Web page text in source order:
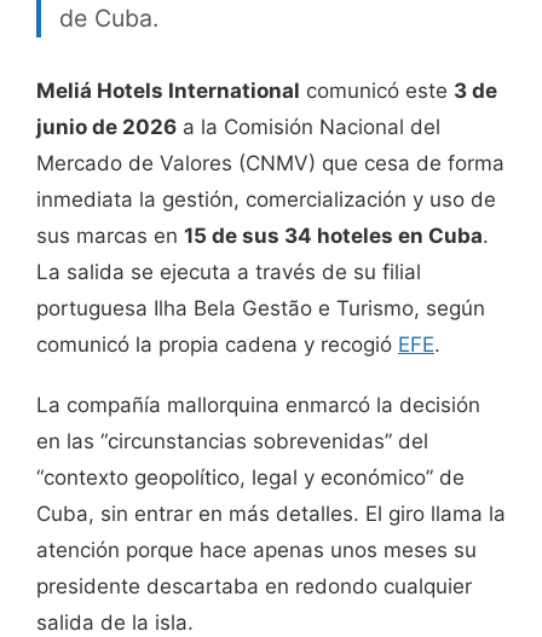
de Cuba.
Meliá Hotels International comunicó este 3 de
junio de 2026 a la Comisión Nacional del
Mercado de Valores (CNMV) que cesa de forma
inmediata la gestión, comercialización y uso de
sus marcas en 15 de sus 34 hoteles en Cuba.
La salida se ejecuta a través de su filial
portuguesa Ilha Bela Gestão e Turismo, según
comunicó la propia cadena y recogió EFE.
La compañía mallorquina enmarcó la decisión
en las “circunstancias sobrevenidas” del
“contexto geopolítico, legal y económico” de
Cuba, sin entrar en más detalles. El giro llama la
atención porque hace apenas unos meses su
presidente descartaba en redondo cualquier
salida de la isla.